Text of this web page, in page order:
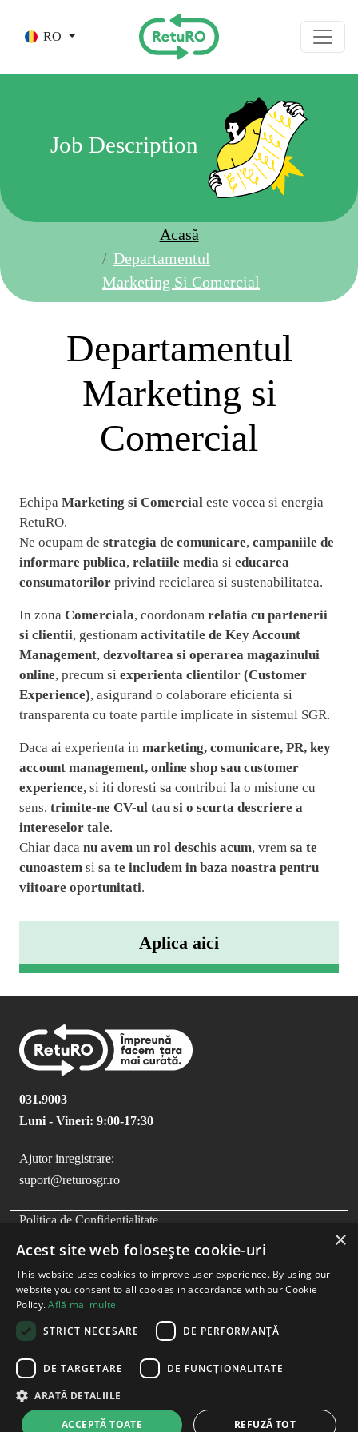
RO
Job Description
Acasă
Departamentul
Marketing Si Comercial
Departamentul
Marketing si
Comercial
Echipa Marketing si Comercial este vocea si energia
RetuRO.
Ne ocupam de strategia de comunicare, campaniile de
informare publica, relatiile media si educarea
consumatorilor privind reciclarea si sustenabilitatea.
In zona Comerciala, coordonam relatia cu partenerii
si clientii, gestionam activitatile de Key Account
Management, dezvoltarea si operarea magazinului
online, precum si experienta clientilor (Customer
Experience), asigurand o colaborare eficienta si
transparenta cu toate partile implicate in sistemul SGR.
Daca ai experienta in marketing, comunicare, PR, key
account management, online shop sau customer
experience, si iti doresti sa contribui la o misiune cu
sens, trimite-ne CV-ul tau si o scurta descriere a
intereselor tale.
Chiar daca nu avem un rol deschis acum, vrem sa te
cunoastem si sa te includem in baza noastra pentru
viitoare oportunitati.
Aplica aici
031.9003
Luni - Vineri: 9:00-17:30
Ajutor inregistrare:
suport@returosgr.ro
FOOTER MENU
Politica de Confidentialitate
Compliance
Termeni si Conditii
Copyright 2026 - RetuRO
×
Acest site web folosește cookie-uri
This website uses cookies to improve user experience. By using our
website you consent to all cookies in accordance with our Cookie
Policy.Află mai multe
STRICT NECESARE
DE PERFORMANȚĂ
DE TARGETARE DE FUNCŢIONALITATE
ARATĂ DETALIILE
ACCEPTĂ TOATE REFUZĂ TOT